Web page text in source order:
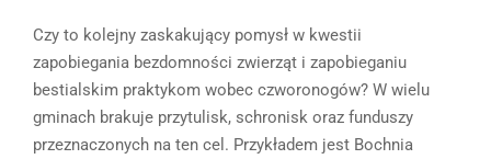
Czy to kolejny zaskakujący pomysł w kwestii
zapobiegania bezdomności zwierząt i zapobieganiu
bestialskim praktykom wobec czworonogów? W wielu
gminach brakuje przytulisk, schronisk oraz funduszy
przeznaczonych na ten cel. Przykładem jest Bochnia